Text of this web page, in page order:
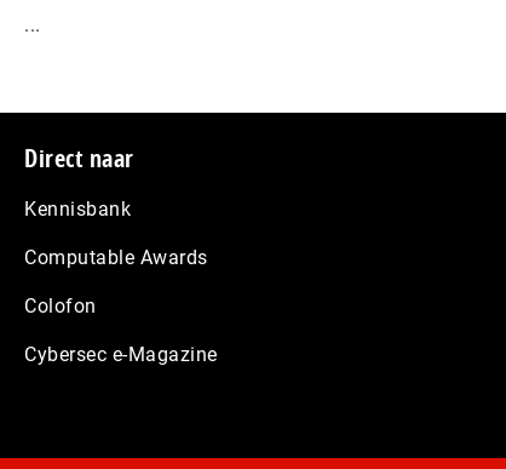
...
Footer
Direct naar
Kennisbank
Computable Awards
Colofon
Cybersec e-Magazine